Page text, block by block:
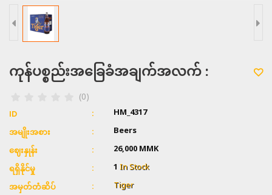
ကုန်ပစ္စည်းအခြေခံအချက်အလက် :
(0)
ID HM_4317
အမျိုးအစား Beers
ဈေးနှုန်း 26,000MMK
ရရှိနိုင်မှု 1In Stock
အမှတ်တံဆိပ် Tiger